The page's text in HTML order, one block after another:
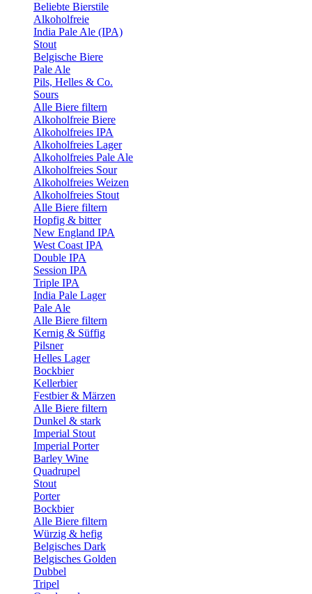
Beliebte Bierstile
Alkoholfreie
India Pale Ale (IPA)
Stout
Belgische Biere
Pale Ale
Pils, Helles & Co.
Sours
Alle Biere filtern
Alkoholfreie Biere
Alkoholfreies IPA
Alkoholfreies Lager
Alkoholfreies Pale Ale
Alkoholfreies Sour
Alkoholfreies Weizen
Alkoholfreies Stout
Alle Biere filtern
Hopfig & bitter
New England IPA
West Coast IPA
Double IPA
Session IPA
Triple IPA
India Pale Lager
Pale Ale
Alle Biere filtern
Kernig & Süffig
Pilsner
Helles Lager
Bockbier
Kellerbier
Festbier & Märzen
Alle Biere filtern
Dunkel & stark
Imperial Stout
Imperial Porter
Barley Wine
Quadrupel
Stout
Porter
Bockbier
Alle Biere filtern
Würzig & hefig
Belgisches Dark
Belgisches Golden
Dubbel
Tripel